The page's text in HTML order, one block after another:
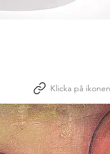
Klicka på